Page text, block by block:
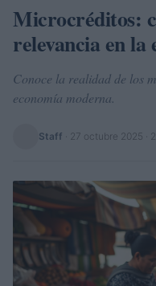
Buscar
Microcréditos:
relevancia en la
Conoce la realidad de los
economía moderna.
Staff 27 octubre 2025 ·